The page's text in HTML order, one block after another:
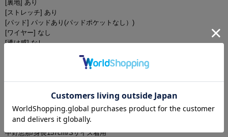
[裏地] あり
[ストレッチ] あり
[パッド] パッドあり(パッドポケットなし）)
[ワイヤー] なし
[透け感] なし
100%
モデル
中野恵那/身長157cm/Sサイズ着用